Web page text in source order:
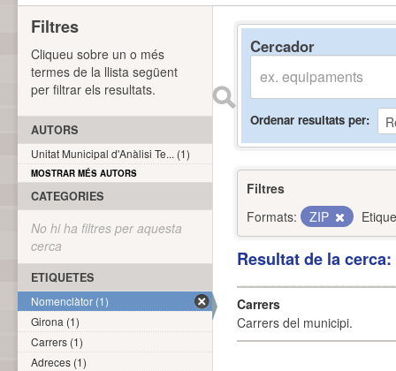
Cercador
Ordenar resultats per
Filtres
Formats:
ZIP
Resultat de la
Carrers
Carrers del municipi.
Filtres
Cliqueu sobre un o més
termes de la llista següent
per filtrar els resultats.
AUTORS
Unitat Municipal d'Anàlisi Te... (1)
MOSTRAR MÉS AUTORS
CATEGORIES
No hi ha filtres per aquesta
cerca
ETIQUETES
Nomenclàtor (1)
Girona (1)
Carrers (1)
Adreces (1)